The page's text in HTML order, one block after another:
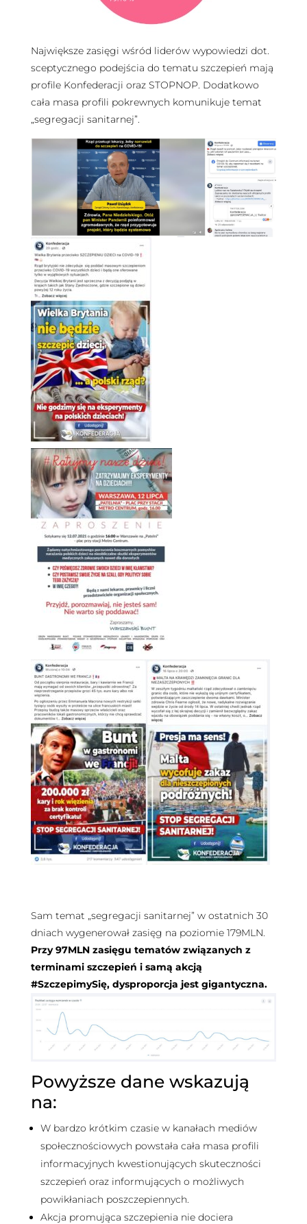
Największe zasięgi wśród liderów wypowiedzi dot.
sceptycznego podejścia do tematu szczepień mają
profile Konfederacji oraz STOPNOP. Dodatkowo
cała masa profili pokrewnych komunikuje temat
„segregacji sanitarnej”.
Sam temat „segregacji sanitarnej” w ostatnich 30
dniach wygenerował zasięg na poziomie 179MLN.
Przy 97MLN zasięgu tematów związanych z
terminami szczepień i samą akcją
#SzczepimySię, dysproporcja jest gigantyczna.
Powyższe dane wskazują
na:
W bardzo krótkim czasie w kanałach mediów
społecznościowych powstała cała masa profili
informacyjnych kwestionujących skuteczności
szczepień oraz informujących o możliwych
powikłaniach poszczepiennych.
Akcja promująca szczepienia nie dociera